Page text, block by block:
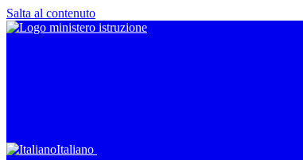
Salta al contenuto
Italiano